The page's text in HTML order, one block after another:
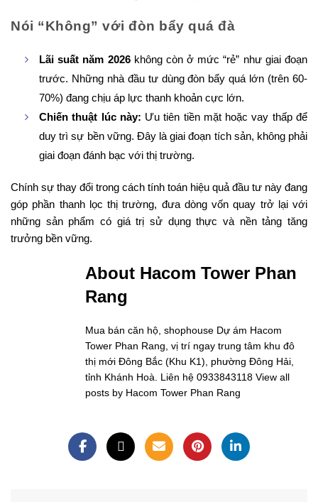
Nói “Không” với đòn bẩy quá đà
Lãi suất năm 2026không còn ở mức “rẻ” như giai đoạn
trước. Những nhà đầu tư dùng đòn bẩy quá lớn (trên 60-
70%) đang chịu áp lực thanh khoản cực lớn.
Chiến thuật lúc này: Ưu tiên tiền mặt hoặc vay thấp để
duy trì sự bền vững. Đây là giai đoạn tích sản, không phải
giai đoạn đánh bạc với thị trường.
Chính sự thay đổi trong cách tính toán hiệu quả đầu tư này đang
góp phần thanh lọc thị trường, đưa dòng vốn quay trở lại với
những sản phẩm có giá trị sử dụng thực và nền tảng tăng
trưởng bền vững.
About Hacom Tower Phan
Rang
Mua bán căn hộ, shophouse Dự ám Hacom
Tower Phan Rang, vị trí ngay trung tâm khu đô
thị mới Đông Bắc (Khu K1), phường Đông Hải,
tỉnh Khánh Hoà. Liên hệ 0933843118 View all
posts by Hacom Tower Phan Rang